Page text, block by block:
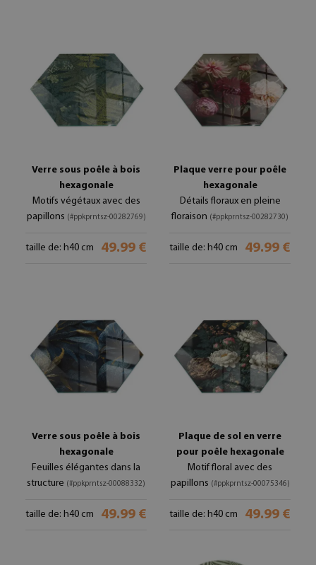
Verre sous poêle à bois
hexagonale
Motifs végétaux avec des
papillons (#ppkprntsz-00282769)
taille de: h40 cm 49.99 €
Plaque verre pour poêle
hexagonale
Détails floraux en pleine
floraison (#ppkprntsz-00282730)
taille de: h40 cm 49.99 €
Verre sous poêle à bois
hexagonale
Feuilles élégantes dans la
structure (#ppkprntsz-00088332)
taille de: h40 cm 49.99 €
Plaque de sol en verre
pour poêle hexagonale
Motif floral avec des
papillons (#ppkprntsz-00075346)
taille de: h40 cm 49.99 €